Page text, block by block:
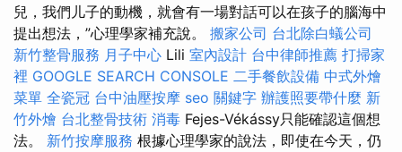
兒，我們儿子的動機，就會有一場對話可以在孩子的腦海中
提出想法，”心理學家補充說。 搬家公司 台北除白蟻公司
新竹整骨服務 月子中心 Lili 室內設計 台中律師推薦 打掃家
裡 GOOGLE SEARCH CONSOLE 二手餐飲設備 中式外燴
菜單 全瓷冠 台中油壓按摩 seo 關鍵字 辦護照要帶什麼 新
竹外燴 台北整骨技術 消毒 Fejes-Vékássy只能確認這個想
法。 新竹按摩服務 根據心理學家的說法，即使在今天，仍